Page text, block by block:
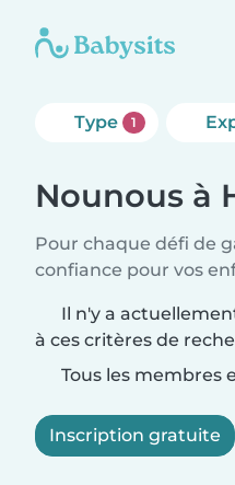
Type 1
Nounous à
Pour chaque défi de
confiance pour vos
Il n'y a
à ces critères de
Tous les
Inscription gratuite